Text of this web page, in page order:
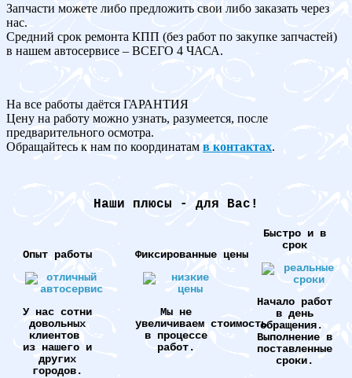
Запчасти можете либо предложить свои либо заказать через
нас.
Средний срок ремонта КПП (без работ по закупке запчастей)
в нашем автосервисе – ВСЕГО 4 ЧАСА.
На все работы даётся ГАРАНТИЯ
Цену на работу можно узнать, разумеется, после
предварительного осмотра.
Обращайтесь к нам по координатам в контактах.
Наши плюсы - для Вас!
Опыт работы
У нас сотни
довольных
клиентов
из нашего и
других
городов.
Фиксированные цены
Мы не
увеличиваем стоимость
в процессе
работ.
Быстро и в
срок
Начало работ
в день
обращения.
Выполнение в
поставленные
сроки.